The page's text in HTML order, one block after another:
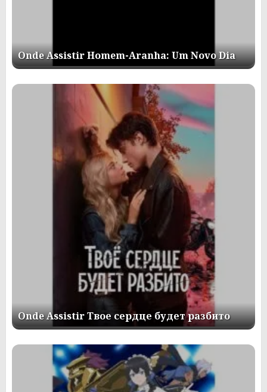
Onde Assistir Homem-Aranha: Um Novo Dia
Onde Assistir Твое сердце будет разбито